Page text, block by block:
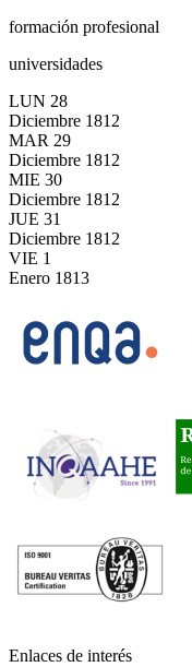
formación profesional
universidades
LUN 28
Diciembre 1812
MAR 29
Diciembre 1812
MIE 30
Diciembre 1812
JUE 31
Diciembre 1812
VIE 1
Enero 1813
Enlaces de interés